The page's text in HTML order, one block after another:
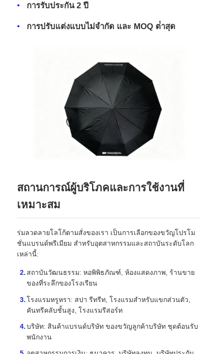
ร่มส่งเสริมการขาย
ร่มเด็ก
ร่มสร้างสรรค์
การรับประกัน 2 ปี
การปรับแต่งแบบไม่จํากัด และ MOQ ต่ําสุด
สถานการณ์ผู้บริโภคและการใช้งานที่
เหมาะสม
ร่มลวดลายโลโก้ตามสั่งของเรา เป็นการเลือกของขวัญโปรโม
ชั่นแบรนด์พรีเมียม สําหรับอุตสาหกรรมและสถาบันระดับโลก
เหล่านี้:
สถาบันวัฒนธรรม: หอพิพิธภัณฑ์, ห้องแสดงภาพ, ร้านขาย
ของที่ระลึกของโรงเรียน
โรงแรมหรูหรา: สปา รีทรีท, โรงแรมสําหรับแขกส่วนตัว,
คันทรีคลับชั้นสูง, โรงแรมรีสอร์ท
บริษัท: สินค้าแบรนด์บริษัท ของขวัญลูกค้าบริษัท ชุดต้อนรับ
พนักงาน